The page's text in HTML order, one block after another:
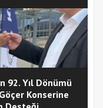
92. Yıl Dönümü
Konserine